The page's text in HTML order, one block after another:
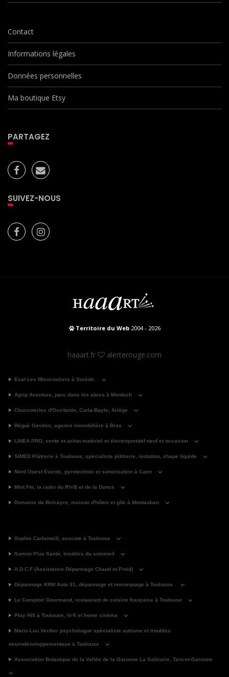
Contact
Informations légales
Données personnelles
Ma boutique Etsy
PARTAGEZ
SUIVEZ-NOUS
Territoire du Web2004 - 2026
haaart.fr alerterouge.com
Esat Les Micocouliers à Sorède.
Agrip Aventure, parc dans les abres à Montech
Charcuteries d'Occitanie, Carla-Bayle, Ariège
Bégué Gestion, agence immobilière à Brax
LINEA PRO, vente et achat matériel et électroportatif neuf et occasion
SIMED Plâtrerie à Toulouse, spécialiste plâtrerie, isolation, chape liquide
Nord Ouest Events, pyrotechnie et sonorisation à Caen
Mint Fm, la radio du R'n'B et de la Dance
Domaine de Belcayre, maison d'hôtes et gîte à Montauban
Sophie Carboneill, avocate à Toulouse
Somno Plus Santé, troubles du sommeil
A.D.C.F (Assistance Dépannage Chaud et Froid)
Dépannage KRM Auto 31, dépannage et remorquage à Toulouse
Le Comptoir Gourmand, restaurant de cuisine française à Toulouse
Play Hifi à Toulouse, hi-fi et home cinéma
Marie-Lou Verdier psychologue spécialiste autisme et troubles
neurodéveloppementaux à Toulouse
Association Botanique de la Vallée de la Garonne La Salicaire, Tarn-et-Garonne